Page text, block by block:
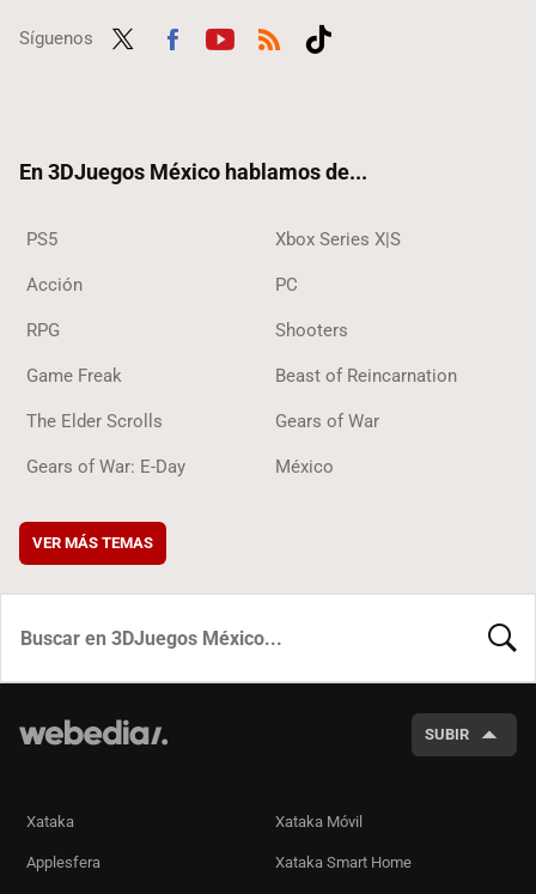
Síguenos
En 3DJuegos México hablamos de...
PS5 Xbox Series X|S
Acción PC
RPG Shooters
Game Freak Beast of Reincarnation
The Elder Scrolls Gears of War
Gears of War: E-Day México
VER MÁS TEMAS
SUBIR
Xataka Xataka Móvil
Applesfera Xataka Smart Home